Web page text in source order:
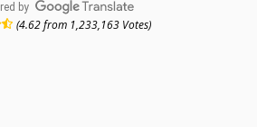
by
(4.62 from 1,233,163 Votes)